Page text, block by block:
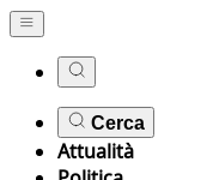
Cerca
Attualità